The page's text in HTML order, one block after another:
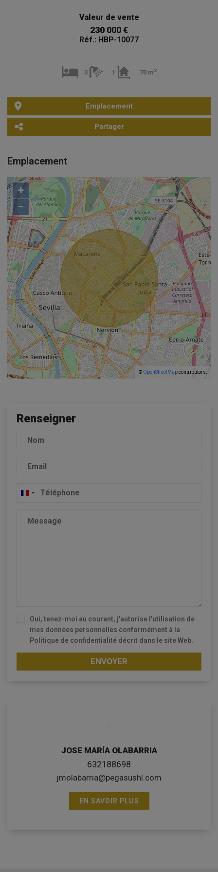
Valeur de vente
230 000 €
Réf.: HBP-10077
3 1 70 m2
Emplacement
Partager
Emplacement
+
−
© OpenStreetMapcontributors.
Renseigner
France
Oui, tenez-moi au courant, j'autorise l'utilisation de
mes données personnelles conformément à la
Politique de confidentialité décrit dans le site Web.
ENVOYER
JOSE MARÍA OLABARRIA
632188698
jmolabarria@pegasushl.com
EN SAVOIR PLUS